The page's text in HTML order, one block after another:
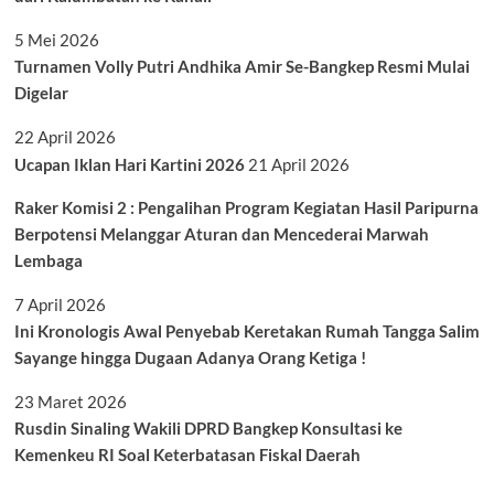
5 Mei 2026
Turnamen Volly Putri Andhika Amir Se-Bangkep Resmi Mulai
Digelar
22 April 2026
Ucapan Iklan Hari Kartini 2026 21 April 2026
Raker Komisi 2 : Pengalihan Program Kegiatan Hasil Paripurna
Berpotensi Melanggar Aturan dan Mencederai Marwah
Lembaga
7 April 2026
Ini Kronologis Awal Penyebab Keretakan Rumah Tangga Salim
Sayange hingga Dugaan Adanya Orang Ketiga !
23 Maret 2026
Rusdin Sinaling Wakili DPRD Bangkep Konsultasi ke
Kemenkeu RI Soal Keterbatasan Fiskal Daerah